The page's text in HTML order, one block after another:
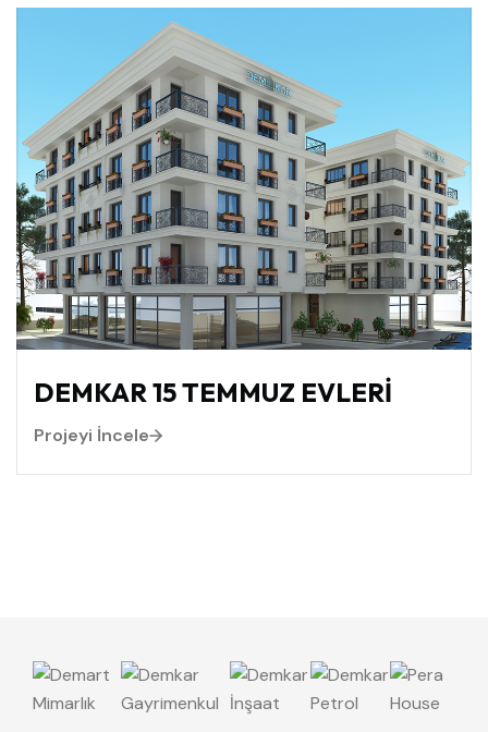
DEMKAR 15 TEMMUZ EVLERİ
Projeyi İncele